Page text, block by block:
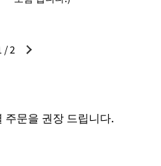
라이드다음 슬라이드
/2
을 권장 드립니다.